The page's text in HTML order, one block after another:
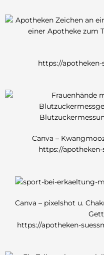
https://apotheken-
Canva –
https://apotheken-
Canva – pixelshot u.
https://apotheken-